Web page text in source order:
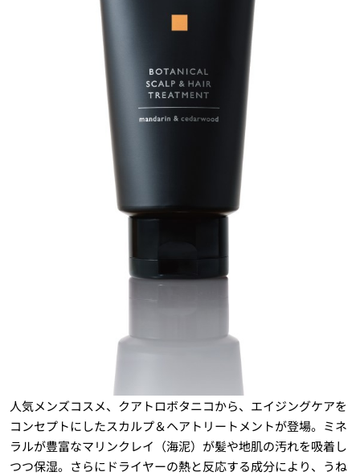
人気メンズコスメ、クアトロボタニコから、エイジングケアを
コンセプトにしたスカルプ＆ヘアトリートメントが登場。ミネ
ラルが豊富なマリンクレイ（海泥）が髪や地肌の汚れを吸着し
つつ保湿。さらにドライヤーの熱と反応する成分により、うね